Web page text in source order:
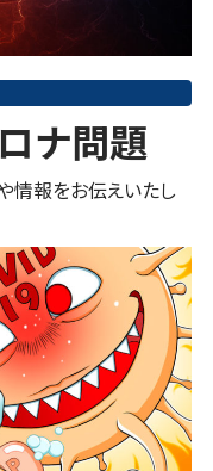
ナ問題
情報をお伝えいたし